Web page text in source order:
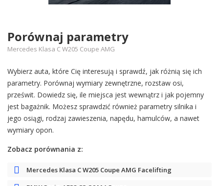
Porównaj parametry
Mercedes Klasa C W205 Coupe AMG
Wybierz auta, które Cię interesują i sprawdź, jak różnią się ich
parametry. Porównaj wymiary zewnętrzne, rozstaw osi,
prześwit. Dowiedz się, ile miejsca jest wewnątrz i jak pojemny
jest bagażnik. Możesz sprawdzić również parametry silnika i
jego osiągi, rodzaj zawieszenia, napędu, hamulców, a nawet
wymiary opon.
Zobacz porównania z:
Mercedes Klasa C W205 Coupe AMG Facelifting